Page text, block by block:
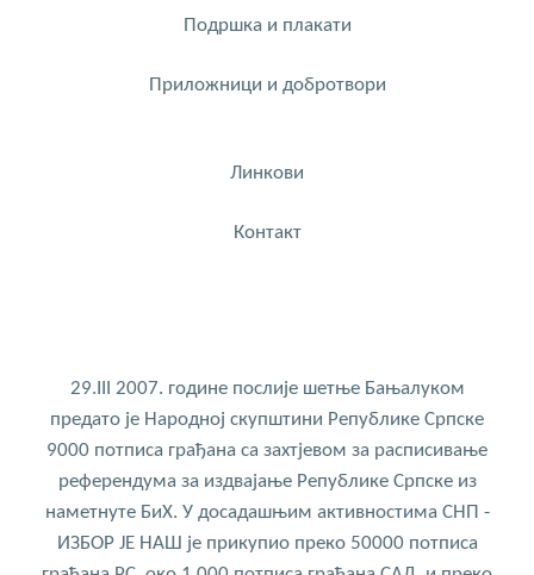
Подршка и плакати
Приложници и добротвори
Линкови
Контакт
29.III 2007. године послије шетње Бањалуком
предато је Народној скупштини Републике Српске
9000 потписа грађана са захтјевом за расписивање
референдума за издвајање Републике Српске из
наметнуте БиХ. У досадашњим активностима СНП -
ИЗБОР ЈЕ НАШ је прикупио преко 50000 потписа